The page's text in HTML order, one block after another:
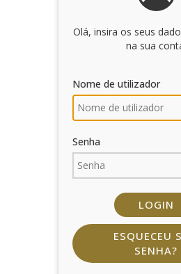
Próximos Eventos
Olá, insira os seus
na sua
Nome de utilizador
Senha
ESQUECEU
SENHA?